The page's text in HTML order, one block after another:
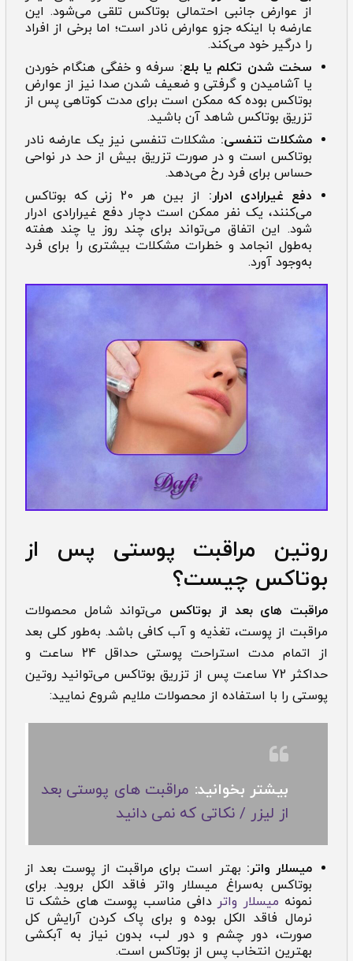
از عوارض جانبی احتمالی بوتاکس تلقی می‌شود. این
عارضه با اینکه جزو عوارض نادر است؛ اما برخی از افراد
را درگیر خود می‌کند.
سخت شدن تکلم یا بلع: سرفه و خفگی هنگام خوردن
یا آشامیدن و گرفتی و ضعیف شدن صدا نیز از عوارض
بوتاکس بوده که ممکن است برای مدت کوتاهی پس از
تزریق بوتاکس شاهد آن باشید.
مشکلات تنفسی: مشکلات تنفسی نیز یک عارضه نادر
بوتاکس است و در صورت تزریق بیش از حد در نواحی
حساس برای فرد رخ می‌دهد.
دفع غیرارادی ادرار:
از بین هر 20 زنی که بوتاکس
می‌کنند، یک نفر ممکن است دچار دفع غیرارادی ادرار
شود. این اتفاق می‌تواند برای چند روز یا چند هفته
به‌طول انجامد و خطرات مشکلات بیشتری را برای فرد
به‌وجود آورد.
روتین مراقبت پوستی پس از
بوتاکس چیست؟
مراقبت های بعد از بوتاکس می‌تواند شامل محصولات
مراقبت از پوست، تغذیه و آب کافی باشد. به‌طور کلی بعد
از اتمام مدت استراحت پوستی حداقل 24 ساعت و
حداکثر 72 ساعت پس از تزریق بوتاکس می‌توانید روتین
پوستی را با استفاده از محصولات ملایم شروع نمایید:
بیشتر بخوانید: مراقبت های پوستی بعد
از لیزر / نکاتی که نمی دانید
میسلار واتر: بهتر است برای مراقبت از پوست بعد از
بوتاکس به‌سراغ میسلار واتر فاقد الکل بروید. برای
نمونه میسلار واتر دافی مناسب پوست های خشک تا
نرمال فاقد الکل بوده و برای پاک کردن آرایش کل
صورت، دور چشم و دور لب، بدون نیاز به آبکشی
بهترین انتخاب پس از بوتاکس است.